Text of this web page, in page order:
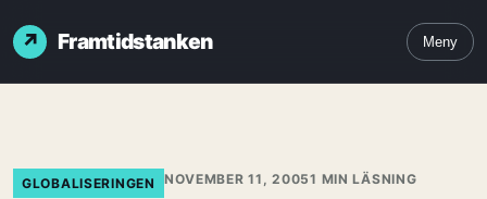
Framtidstanken Meny
GLOBALISERINGEN NOVEMBER 11, 20051 MIN LÄSNING